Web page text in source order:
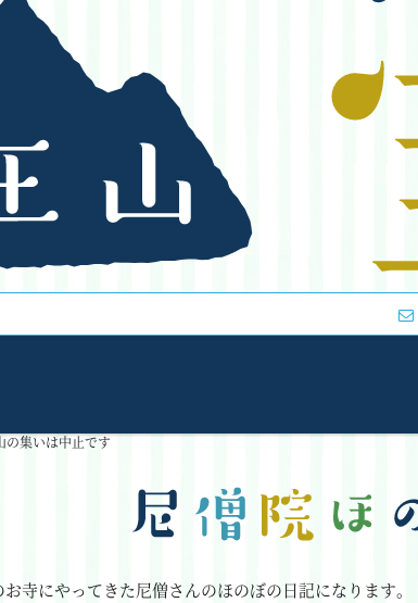
の集いは中止です
寺にやってきた尼僧さんのほのぼの日記になります。